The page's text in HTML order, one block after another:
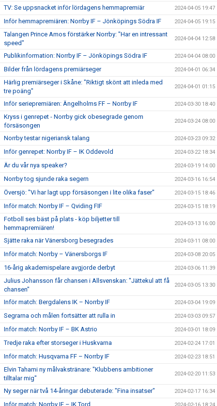
TV: Se uppsnacket inför lördagens hemmapremiär 2024-04-05 19:47
Inför hemmapremiären: Norrby IF – Jönköpings Södra IF 2024-04-05 19:15
Talangen Prince Amos förstärker Norrby: "Har en intressant
speed"
2024-04-04 12:58
Publikinformation: Norrby IF – Jönköpings Södra IF 2024-04-04 08:00
Bilder från lördagens premiärseger 2024-04-01 06:34
Härlig premiärseger i Skåne: "Riktigt skönt att inleda med
tre poäng"
2024-04-01 01:15
Inför seriepremiären: Ängelholms FF – Norrby IF 2024-03-30 18:40
Kryss i genrepet - Norrby gick obesegrade genom
försäsongen
2024-03-24 08:00
Norrby testar nigeriansk talang 2024-03-23 09:32
Inför genrepet: Norrby IF – IK Oddevold 2024-03-22 18:34
Är du vår nya speaker? 2024-03-19 14:00
Norrby tog sjunde raka segern 2024-03-16 16:54
Översjö: "Vi har lagt upp försäsongen i lite olika faser" 2024-03-15 18:46
Inför match: Norrby IF – Qviding FIF 2024-03-15 18:19
Fotboll ses bäst på plats - köp biljetter till
hemmapremiären!
2024-03-13 16:00
Sjätte raka när Vänersborg besegrades 2024-03-11 08:00
Inför match: Norrby – Vänersborgs IF 2024-03-08 20:05
16-årig akademispelare avgjorde derbyt 2024-03-06 11:39
Julius Johansson får chansen i Allsvenskan: "Jättekul att få
chansen"
2024-03-05 13:30
Inför match: Bergdalens IK – Norrby IF 2024-03-04 19:09
Segrarna och målen fortsätter att rulla in 2024-03-03 09:57
Inför match: Norrby IF – BK Astrio 2024-03-01 18:09
Tredje raka efter storseger i Huskvarna 2024-02-24 17:01
Inför match: Husqvarna FF – Norrby IF 2024-02-23 18:51
Elvin Tahami ny målvakstränare: "Klubbens ambitioner
tilltalar mig"
2024-02-20 11:53
Ny seger när två 14-åringar debuterade: "Fina insatser" 2024-02-17 16:34
Inför match: Norrby IF – IK Tord